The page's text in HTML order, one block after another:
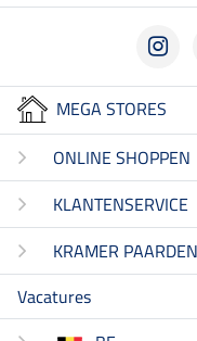
MEGA STORES
ONLINE SHOPPEN
KLANTENSERVICE
KRAMER
Vacatures